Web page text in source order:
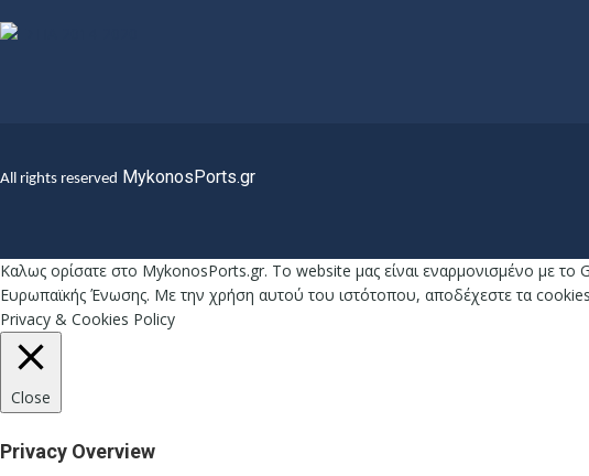
All rights reserved MykonosPorts.gr
Καλως ορίσατε στο MykonosPorts.gr. Το website μας είναι εναρμονισμένο με
Ευρωπαϊκής Ένωσης. Με την χρήση αυτού του ιστότοπου, αποδέχεστε τα
Privacy & Cookies Policy
Close
Privacy Overview